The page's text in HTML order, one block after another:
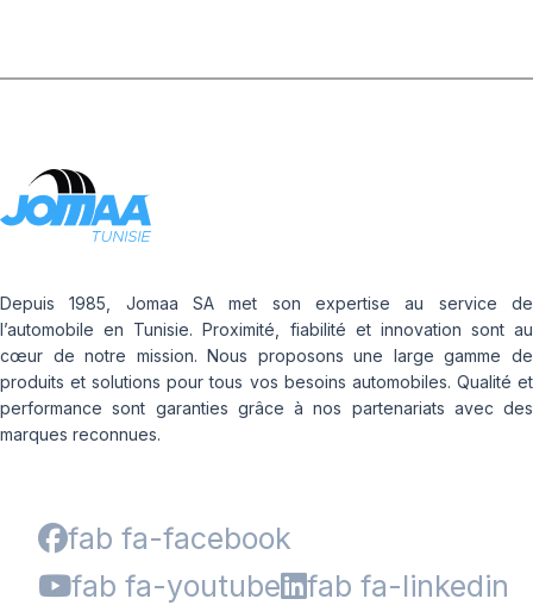
Depuis 1985, Jomaa SA met son expertise au service de
l’automobile en Tunisie. Proximité, fiabilité et innovation sont au
cœur de notre mission. Nous proposons une large gamme de
produits et solutions pour tous vos besoins automobiles. Qualité et
performance sont garanties grâce à nos partenariats avec des
marques reconnues.
fab fa-facebook
fab fa-youtube
fab fa-linkedin